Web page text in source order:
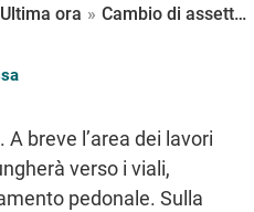
Ultima ora » Cambio di assetto per i cantieri in via Matteotti e sul ponte della ferrovia
. A breve l’area dei lavori
verso i viali,
pedonale. Sulla